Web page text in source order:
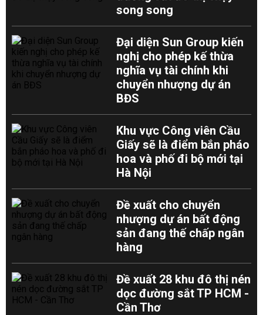
song song
Đại diện Sun Group kiến
nghị cho phép kế thừa
nghĩa vụ tài chính khi
chuyển nhượng dự án
BĐS
Khu vực Công viên Cầu
Giấy sẽ là điểm bắn pháo
hoa và phố đi bộ mới tại
Hà Nội
Đề xuất cho chuyển
nhượng dự án bất động
sản đang thế chấp ngân
hàng
Đề xuất 28 khu đô thị nén
dọc đường sắt TP HCM -
Cần Thơ